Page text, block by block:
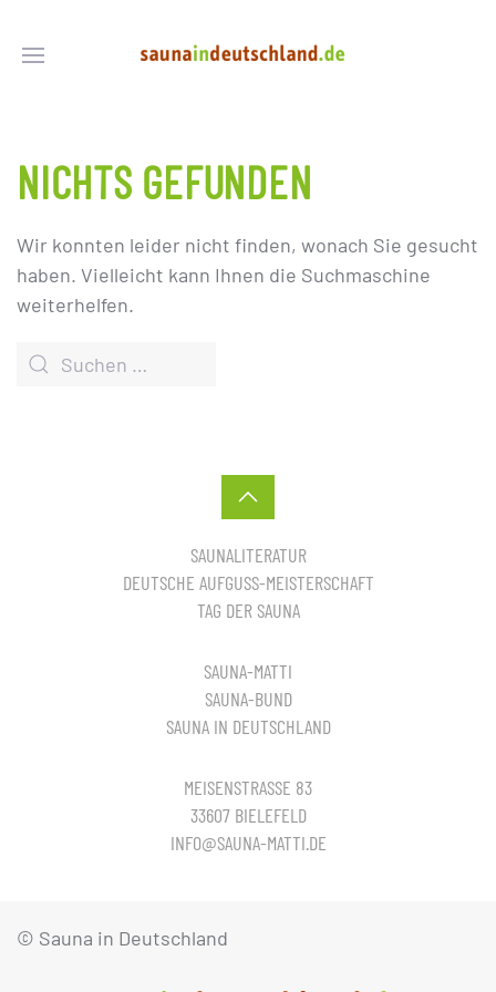
NICHTS GEFUNDEN
Wir konnten leider nicht finden, wonach Sie gesucht
haben. Vielleicht kann Ihnen die Suchmaschine
weiterhelfen.
SAUNALITERATUR
DEUTSCHE AUFGUSS-MEISTERSCHAFT
TAG DER SAUNA
SAUNA-MATTI
SAUNA-BUND
SAUNA IN DEUTSCHLAND
MEISENSTRASSE 83
33607 BIELEFELD
INFO@SAUNA-MATTI.DE
© Sauna in Deutschland